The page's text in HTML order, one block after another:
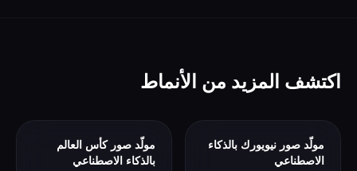
اكتشف المزيد من الأنماط
مولّد صور نيويورك بالذكاء
الاصطناعي
مولّد صور كأس العالم
بالذكاء الاصطناعي